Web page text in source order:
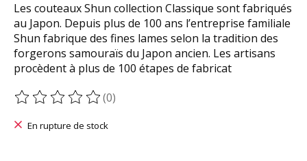
Les couteaux Shun collection Classique sont fabriqués
au Japon. Depuis plus de 100 ans l’entreprise familiale
Shun fabrique des fines lames selon la tradition des
forgerons samouraïs du Japon ancien. Les artisans
procèdent à plus de 100 étapes de fabricat
Ce produit est évalué à
(0)
En rupture de stock